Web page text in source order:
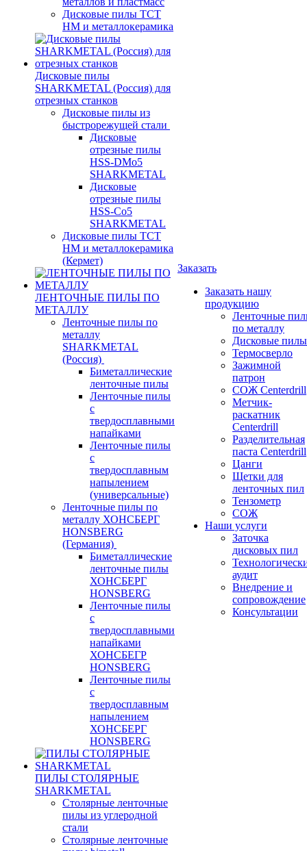
Дисковые пилы ТСТ
НМ и металлокерамика
Дисковые пилы
SHARKMETAL (Россия) для
отрезных станков
Дисковые пилы из
быстрорежущей стали
Дисковые
отрезные пилы
HSS-DMo5
SHARKMETAL
Дисковые
отрезные пилы
HSS-Co5
SHARKMETAL
Дисковые пилы ТСТ
НМ и металлокерамика
(Кермет)
ЛЕНТОЧНЫЕ ПИЛЫ ПО
МЕТАЛЛУ
Ленточные пилы по
металлу
SHARKMETAL
(Россия)
Биметаллические
ленточные пилы
Ленточные пилы
с
твердосплавными
напайками
Ленточные пилы
с
твердосплавным
напылением
(универсальные)
Ленточные пилы по
металлу ХОНСБЕРГ
HONSBERG
(Германия)
Биметаллические
ленточные пилы
ХОНСБЕРГ
HONSBERG
Ленточные пилы
с
твердосплавными
напайками
ХОНСБЕГР
HONSBERG
Ленточные пилы
с
твердосплавным
напылением
ХОНСБЕРГ
HONSBERG
ПИЛЫ СТОЛЯРНЫЕ
SHARKMETAL
Столярные ленточные
пилы из углеродной
стали
Столярные ленточные
Заказать
Заказать нашу
продукцию
Ленточные
по металлу
Дисковые пилы
Термосверло
Зажимной
патрон
СОЖ Centerdrill
Метчик-
раскатник
Centerdrill
Разделительная
паста Centerdrill
Цанги
Щетки для
ленточных пил
Тензометр
СОЖ
Наши услуги
Заточка
дисковых пил
аудит
Внедрение и
сопровождение
Консультации